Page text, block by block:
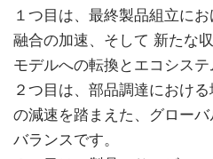
１つ目は、最終製品組立に
融合の加速、そして 新たな
モデルへの転換とエコシステ
２つ目は、部品調達におけ
の減速を踏まえた、グロー
バランスです。